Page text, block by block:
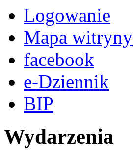
Logowanie
Mapa witryny
facebook
e-Dziennik
BIP
Wydarzenia